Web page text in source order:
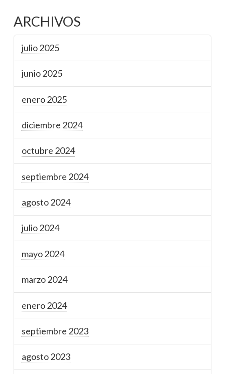
ARCHIVOS
julio 2025
junio 2025
enero 2025
diciembre 2024
octubre 2024
septiembre 2024
agosto 2024
julio 2024
mayo 2024
marzo 2024
enero 2024
septiembre 2023
agosto 2023